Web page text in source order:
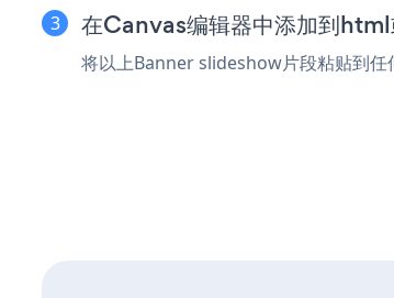
在Canvas编辑器中添加到
将以上Banner slideshow片段粘贴到任